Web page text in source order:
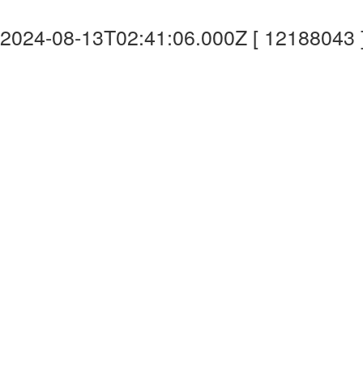
2024-08-13T02:41:06.000Z [ 12188043